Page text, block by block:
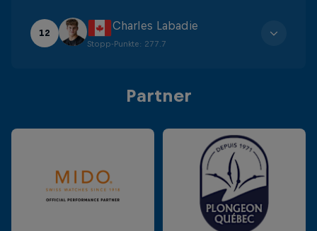
12
Charles Labadie
Stopp-Punkte: 277.7
Partner